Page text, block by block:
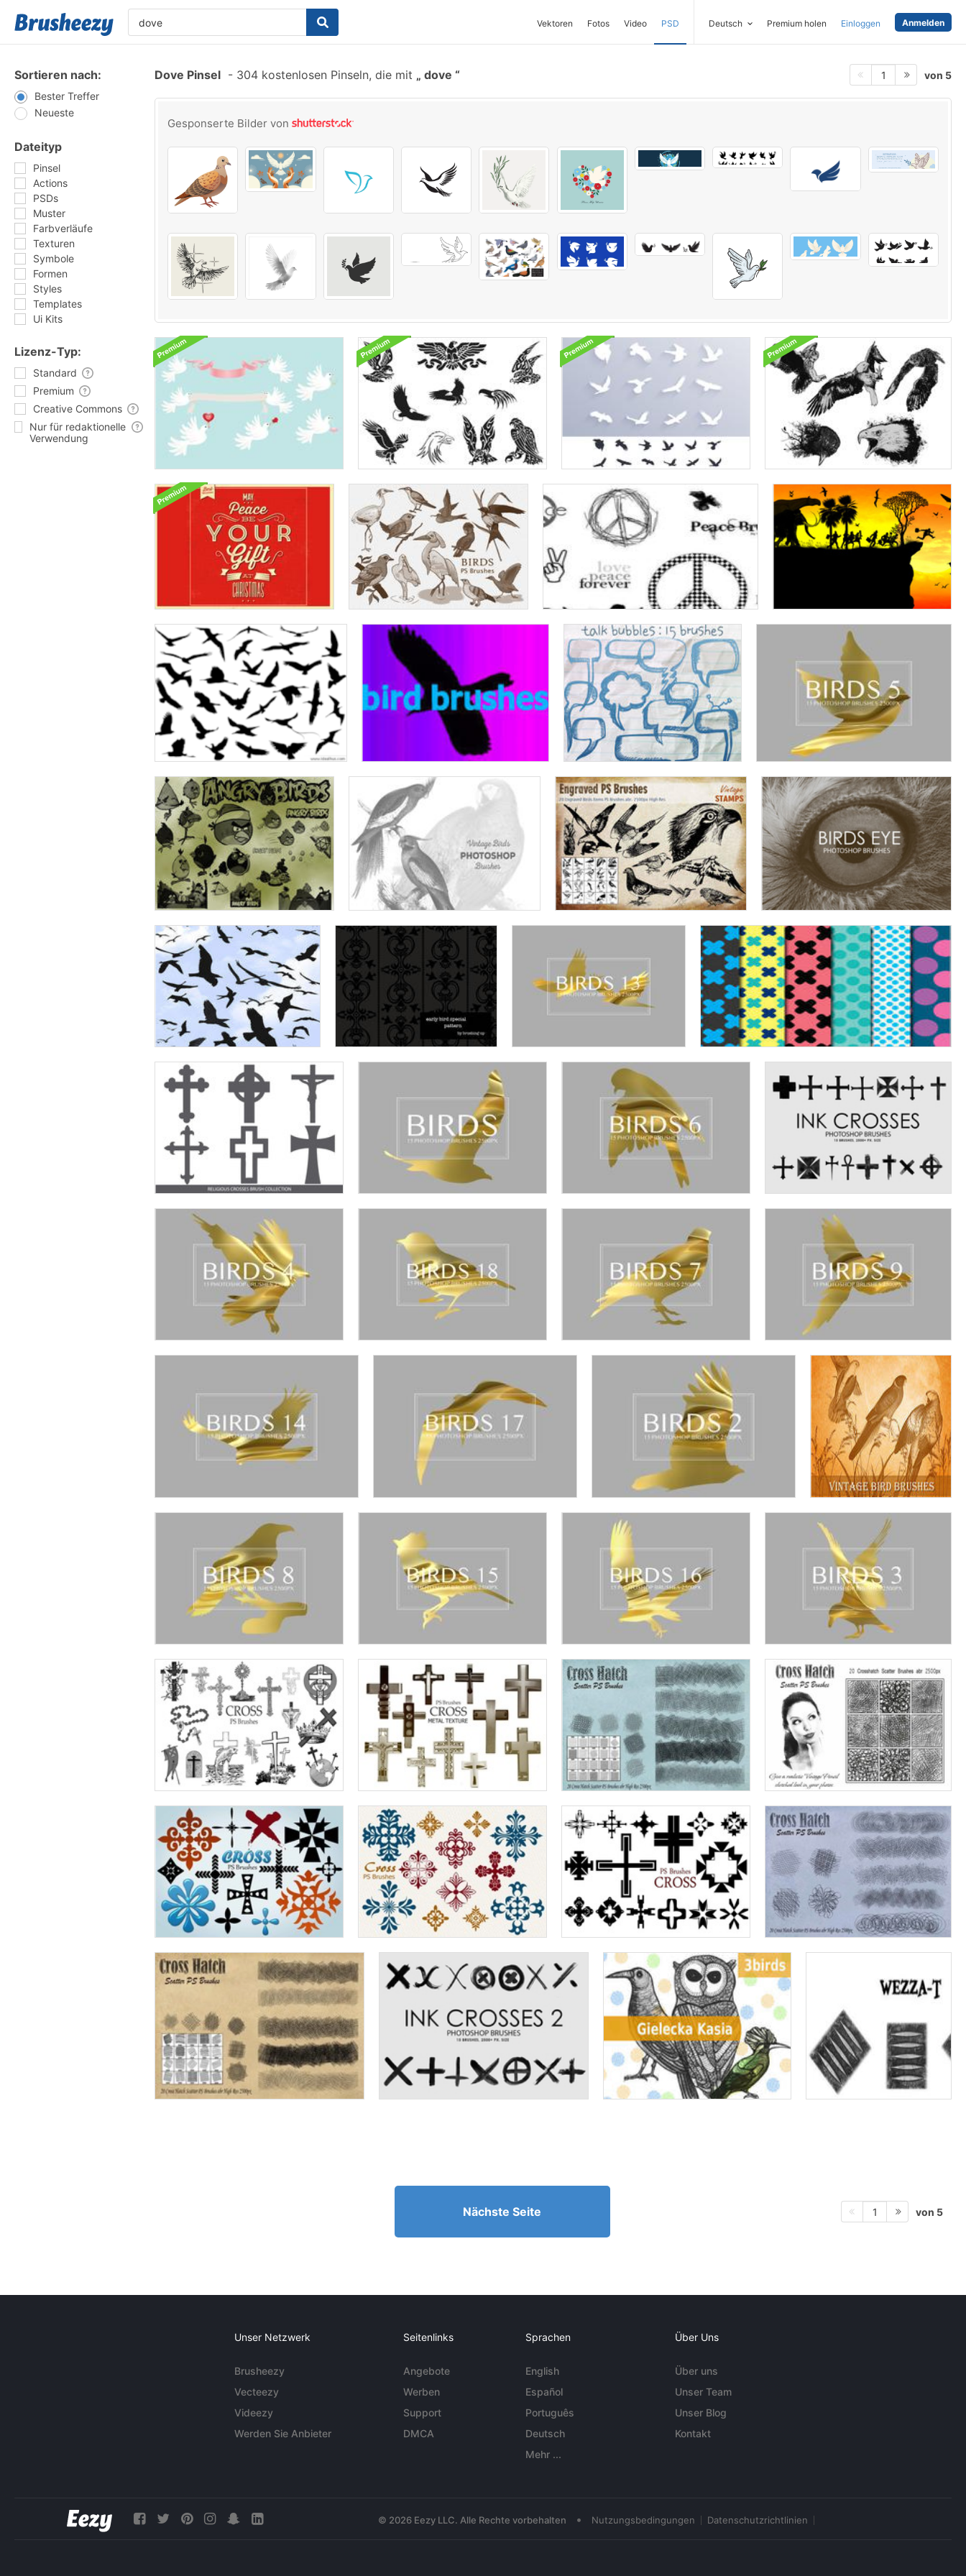
Vektoren Fotos Video PSD Deutsch Premium holen Einloggen Anmelden
Sortieren nach:
Bester Treffer
Neueste
Dateityp
Pinsel
Actions
PSDs
Muster
Farbverläufe
Texturen
Symbole
Formen
Styles
Templates
Ui Kits
Lizenz-Typ:
Standard
Premium
Creative Commons
Nur für redaktionelle
Verwendung
Dove Pinsel - 304 kostenlosen Pinseln, die mit dove 1 von 5
Gesponserte Bilder von
Nächste Seite 1 von 5
Unser Netzwerk
Brusheezy
Vecteezy
Videezy
Werden Sie Anbieter
Seitenlinks
Angebote
Werben
Support
DMCA
Sprachen
English
Español
Português
Deutsch
Mehr ...
Über Uns
Über uns
Unser Team
Unser Blog
Kontakt
© 2026 Eezy LLC. Alle Rechte vorbehalten • Nutzungsbedingungen Datenschutzrichtlinien